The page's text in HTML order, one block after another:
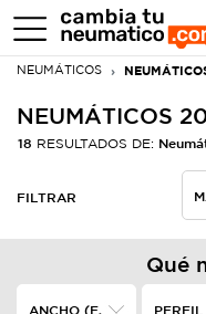
NEUMÁTICOS
NEUMÁTICOS
18 RESULTADOS DE:
FILTRAR
Qué